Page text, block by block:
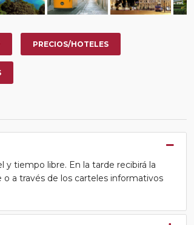
PRECIOS/HOTELES
y tiempo libre. En la tarde recibirá la
a través de los carteles informativos